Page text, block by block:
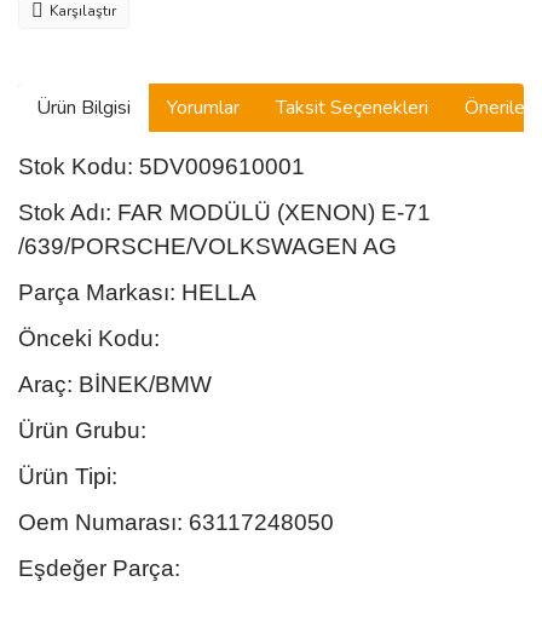
Karşılaştır
Ürün Bilgisi Yorumlar Taksit Seçenekleri
Stok Kodu: 5DV009610001
Stok Adı: FAR MODÜLÜ (XENON) E-71
/639/PORSCHE/VOLKSWAGEN AG
Parça Markası: HELLA
Önceki Kodu:
Araç: BİNEK/BMW
Ürün Grubu:
Ürün Tipi:
Oem Numarası: 63117248050
Eşdeğer Parça: